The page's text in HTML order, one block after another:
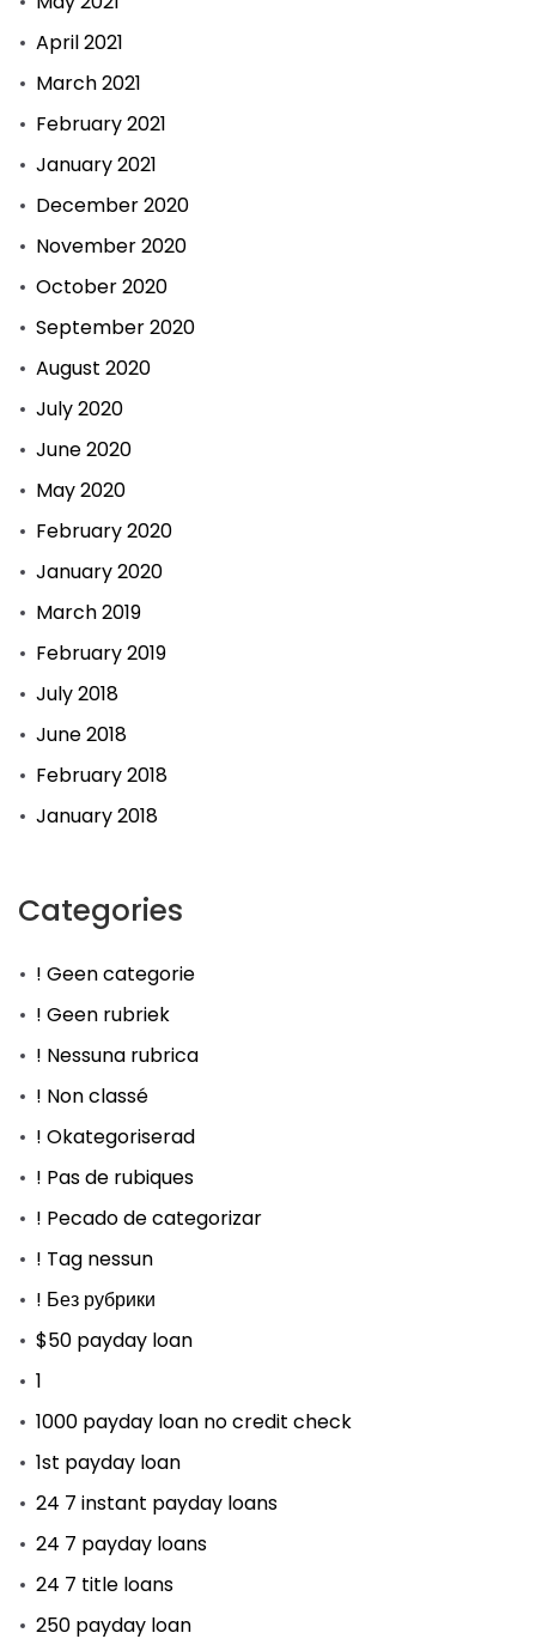
April 2021
March 2021
February 2021
January 2021
December 2020
November 2020
October 2020
September 2020
August 2020
July 2020
June 2020
May 2020
February 2020
January 2020
March 2019
February 2019
July 2018
June 2018
February 2018
January 2018
Categories
! Geen categorie
! Geen rubriek
! Nessuna rubrica
! Non classé
! Okategoriserad
! Pas de rubiques
! Pecado de categorizar
! Tag nessun
! Без рубрики
$50 payday loan
1
1000 payday loan no credit check
1st payday loan
24 7 instant payday loans
24 7 payday loans
24 7 title loans
250 payday loan